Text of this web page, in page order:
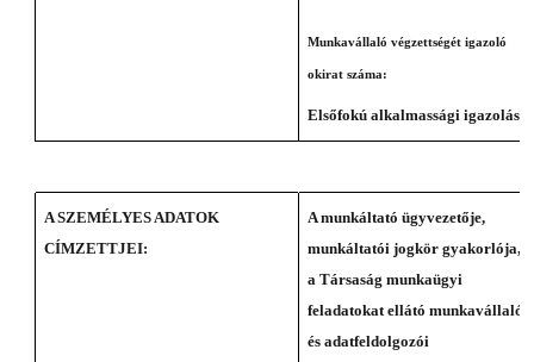
Munkavállaló végzettségét igazoló
okirat száma:
Elsőfokú alkalmassági igazolás
A SZEMÉLYES ADATOK
CÍMZETTJEI:
A munkáltató ügyvezetője,
munkáltatói jogkör gyakorlója,
a Társaság munkaügyi
feladatokat ellátó munkavállalói
és adatfeldolgozói